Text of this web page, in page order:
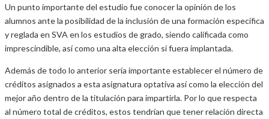
Un punto importante del estudio fue conocer la opinión de los
alumnos ante la posibilidad de la inclusión de una formación específica
y reglada en SVA en los estudios de grado, siendo calificada como
imprescindible, así como una alta elección si fuera implantada.
Además de todo lo anterior sería importante establecer el número de
créditos asignados a esta asignatura optativa así como la elección del
mejor año dentro de la titulación para impartirla. Por lo que respecta
al número total de créditos, estos tendrían que tener relación directa